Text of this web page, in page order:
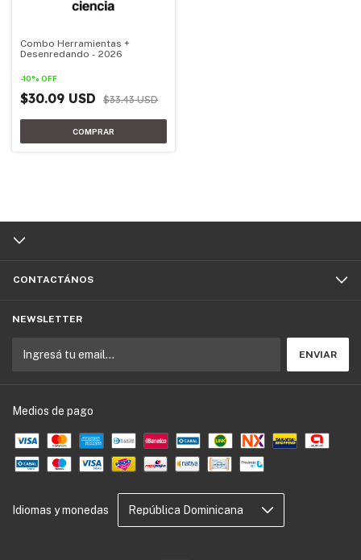
Combo Herramientas +
Desenredando - 2026
-10% OFF
$30.09 USD $33.43 USD
CONTACTÁNOS
NEWSLETTER
Medios de pago
Idiomas y monedas